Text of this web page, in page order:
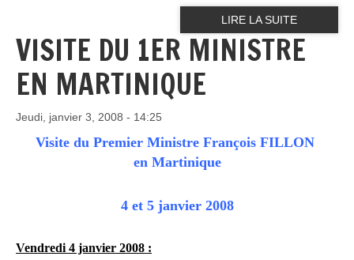
LIRE LA SUITE
VISITE DU 1ER MINISTRE
EN MARTINIQUE
Jeudi, janvier 3, 2008 - 14:25
Visite du Premier Ministre François FILLON
en Martinique
4 et 5 janvier 2008
Vendredi 4 janvier 2008 :